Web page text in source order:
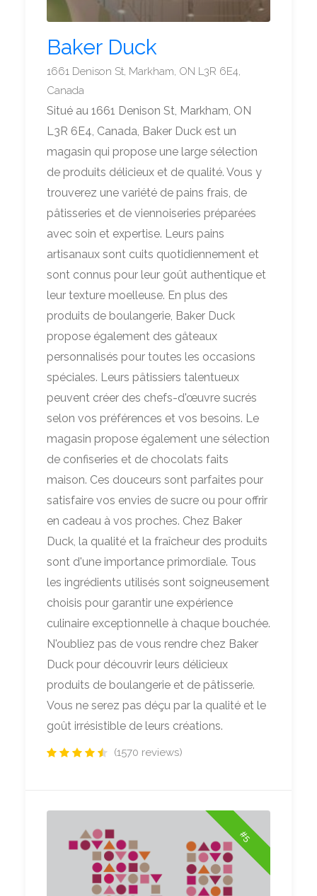
Baker Duck
1661 Denison St, Markham, ON L3R 6E4,
Canada
Situé au 1661 Denison St, Markham, ON
L3R 6E4, Canada, Baker Duck est un
magasin qui propose une large sélection
de produits délicieux et de qualité. Vous y
trouverez une variété de pains frais, de
pâtisseries et de viennoiseries préparées
avec soin et expertise. Leurs pains
artisanaux sont cuits quotidiennement et
sont connus pour leur goût authentique et
leur texture moelleuse. En plus des
produits de boulangerie, Baker Duck
propose également des gâteaux
personnalisés pour toutes les occasions
spéciales. Leurs pâtissiers talentueux
peuvent créer des chefs-d'œuvre sucrés
selon vos préférences et vos besoins. Le
magasin propose également une sélection
de confiseries et de chocolats faits
maison. Ces douceurs sont parfaites pour
satisfaire vos envies de sucre ou pour offrir
en cadeau à vos proches. Chez Baker
Duck, la qualité et la fraîcheur des produits
sont d'une importance primordiale. Tous
les ingrédients utilisés sont soigneusement
choisis pour garantir une expérience
culinaire exceptionnelle à chaque bouchée.
N'oubliez pas de vous rendre chez Baker
Duck pour découvrir leurs délicieux
produits de boulangerie et de pâtisserie.
Vous ne serez pas déçu par la qualité et le
goût irrésistible de leurs créations.
(1570 reviews)
#5